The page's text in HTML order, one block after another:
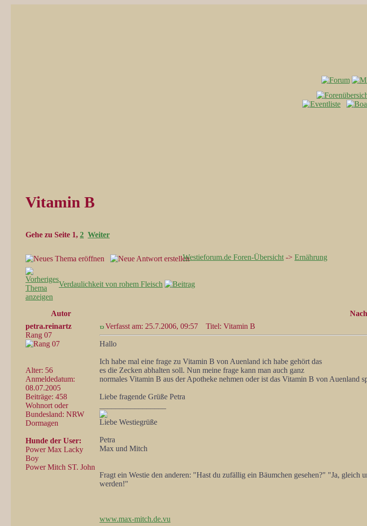
Vitamin B
Gehe zu Seite 1, 2 Weiter
Westieforum.de Foren-Übersicht -> Ernährung
Verdaulichkeit von rohem Fleisch
Autor
petra.reinartz
Rang 07
Alter: 56
Anmeldedatum:
08.07.2005
Beiträge: 458
Wohnort oder
Bundesland: NRW
Dormagen
Hunde der User:
Power Max Lacky
Boy
Power Mitch ST. John
Verfasst am: 25.7.2006, 09:57 Titel: Vitamin B
Hallo
Ich habe mal eine frage zu Vitamin B von Auenland ich habe gehört das
es die Zecken abhalten soll. Nun meine frage kann man auch ganz
normales Vitamin B aus der Apotheke nehmen oder ist das Vitamin B von Auenland
Liebe fragende Grüße Petra
Liebe Westiegrüße
Petra
Max und Mitch
Fragt ein Westie den anderen: "Hast du zufällig ein Bäumchen gesehen?" "Ja,
werden!"
www.max-mitch.de.vu